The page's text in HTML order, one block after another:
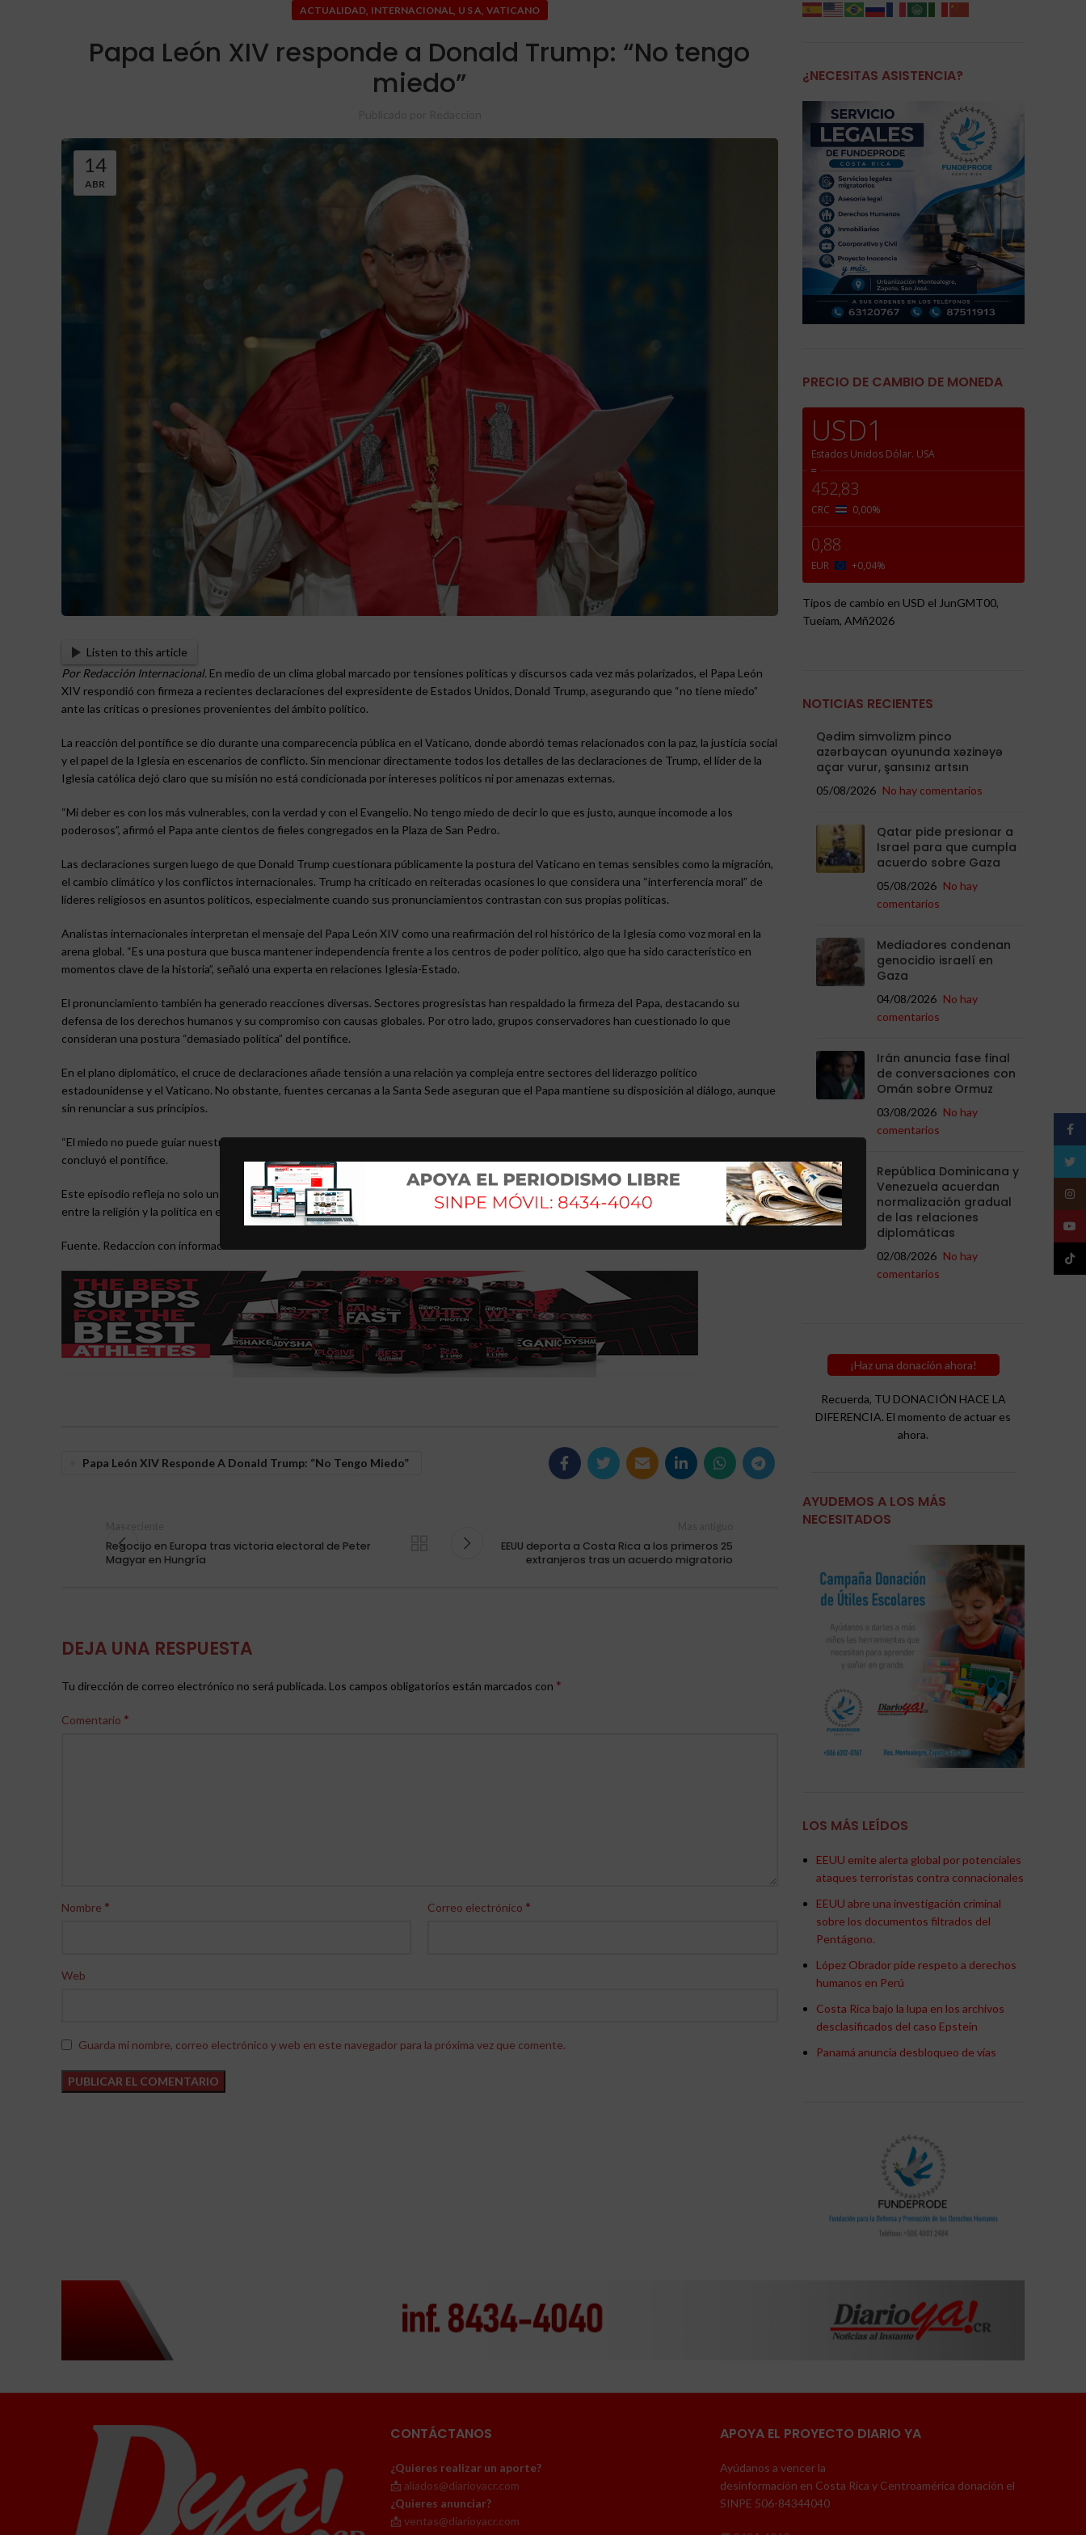
ACTUALIDAD, INTERNACIONAL, U S A, VATICANO
Papa León XIV responde a Donald Trump: “No tengo
miedo”
14
ABR
Listen to this article
Por Redacción Internacional. En medio de un clima global marcado por tensiones políticas y discursos cada vez más polarizados, el Papa León
XIV respondió con firmeza a recientes declaraciones del expresidente de Estados Unidos, Donald Trump, asegurando que “no tiene miedo”
ante las críticas o presiones provenientes del ámbito político.
La reacción del pontífice se dio durante una comparecencia pública en el Vaticano, donde abordó temas relacionados con la paz, la justicia social
y el papel de la Iglesia en escenarios de conflicto. Sin mencionar directamente todos los detalles de las declaraciones de Trump, el líder de la
Iglesia católica dejó claro que su misión no está condicionada por intereses políticos ni por amenazas externas.
“Mi deber es con los más vulnerables, con la verdad y con el Evangelio. No tengo miedo de decir lo que es justo, aunque incomode a los
poderosos”, afirmó el Papa ante cientos de fieles congregados en la Plaza de San Pedro.
Las declaraciones surgen luego de que Donald Trump cuestionara públicamente la postura del Vaticano en temas sensibles como la migración,
el cambio climático y los conflictos internacionales. Trump ha criticado en reiteradas ocasiones lo que considera una “interferencia moral” de
líderes religiosos en asuntos políticos, especialmente cuando sus pronunciamientos contrastan con sus propias políticas.
Analistas internacionales interpretan el mensaje del Papa León XIV como una reafirmación del rol histórico de la Iglesia como voz moral en la
arena global. “Es una postura que busca mantener independencia frente a los centros de poder político, algo que ha sido característico en
momentos clave de la historia”, señaló una experta en relaciones Iglesia-Estado.
El pronunciamiento también ha generado reacciones diversas. Sectores progresistas han respaldado la firmeza del Papa, destacando su
defensa de los derechos humanos y su compromiso con causas globales. Por otro lado, grupos conservadores han cuestionado lo que
consideran una postura “demasiado política” del pontífice.
En el plano diplomático, el cruce de declaraciones añade tensión a una relación ya compleja entre sectores del liderazgo político
estadounidense y el Vaticano. No obstante, fuentes cercanas a la Santa Sede aseguran que el Papa mantiene su disposición al diálogo, aunque
sin renunciar a sus principios.
“El miedo no puede guiar nuestras decisiones. La fe, la justicia y la dignidad humana deben estar siempre por encima de cualquier interés”,
concluyó el pontífice.
Este episodio refleja no solo un enfrentamiento discursivo entre dos figuras de alto perfil, sino también un debate más amplio sobre los límites
entre la religión y la política en el escenario internacional contemporáneo.
Fuente. Redaccion con informacion de Vatican News
Papa León XIV Responde A Donald Trump: “No Tengo Miedo”
Mas reciente
Regocijo en Europa tras victoria electoral de Peter
Magyar en Hungría
EEUU deporta a Costa Rica a los primeros 25
extranjeros tras un acuerdo migratorio
DEJA UNA RESPUESTA
Tu dirección de correo electrónico no será publicada. Los campos obligatorios están marcados con *
Comentario *
Nombre * Correo electrónico *
Web
Guarda mi nombre, correo electrónico y web en este navegador para la próxima vez que comente.
¿NECESITAS ASISTENCIA?
PRECIO DE CAMBIO DE MONEDA
USD1
Estados Unidos Dólar. USA
=
452,83
CRC 0,00%
0,88
EUR +0,04%
Tipos de cambio en USD el JunGMT00,
Tueíam, AMñ2026
NOTICIAS RECIENTES
Qədim simvolizm pinco
azərbaycan oyununda xəzinəyə
açar vurur, şansınız artsın
05/08/2026 No hay comentarios
Qatar pide presionar a
Israel para que cumpla
acuerdo sobre Gaza
05/08/2026 No hay
comentarios
Mediadores condenan
genocidio israelí en
Gaza
04/08/2026 No hay
comentarios
Irán anuncia fase final
de conversaciones con
Omán sobre Ormuz
03/08/2026 No hay
comentarios
República Dominicana y
Venezuela acuerdan
normalización gradual
de las relaciones
diplomáticas
02/08/2026 No hay
comentarios
¡Haz una donación ahora!
Recuerda, TU DONACIÓN HACE LA
DIFERENCIA. El momento de actuar es
ahora.
AYUDEMOS A LOS MÁS
NECESITADOS
LOS MÁS LEÍDOS
EEUU emite alerta global por potenciales
ataques terroristas contra connacionales
EEUU abre una investigación criminal
sobre los documentos filtrados del
Pentágono.
López Obrador pide respeto a derechos
humanos en Perú
Costa Rica bajo la lupa en los archivos
desclasificados del caso Epstein
Panamá anuncia desbloqueo de vías
CONTÁCTANOS
¿Quieres realizar un aporte?
📩 aliados@diarioyacr.com
¿Quieres anunciar?
📩ventas@diarioyacr.com
APOYA EL PROYECTO DIARIO YA
Ayúdanos a vencer la
desinformación en Costa Rica y Centroamérica donación el
SINPE 506-84344040